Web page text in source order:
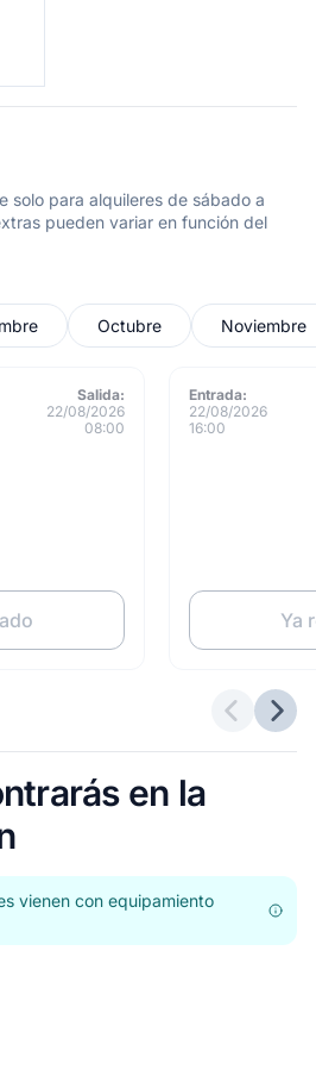
solo para alquileres de sábado a
pueden variar en función del
Octubre Noviembre
Salida:
22/08/2026
08:00
Entrada:
22/08/2026
16:00
Ya
en la
vienen con equipamiento